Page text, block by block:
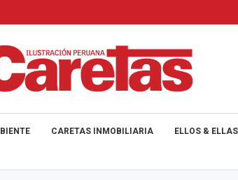
CARETAS INMOBILIARIA ELLOS & ELLAS